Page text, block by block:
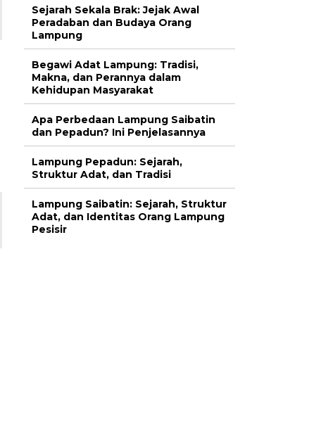
Sejarah Sekala Brak: Jejak Awal
Peradaban dan Budaya Orang
Lampung
Begawi Adat Lampung: Tradisi,
Makna, dan Perannya dalam
Kehidupan Masyarakat
Apa Perbedaan Lampung Saibatin
dan Pepadun? Ini Penjelasannya
Lampung Pepadun: Sejarah,
Struktur Adat, dan Tradisi
Lampung Saibatin: Sejarah, Struktur
Adat, dan Identitas Orang Lampung
Pesisir